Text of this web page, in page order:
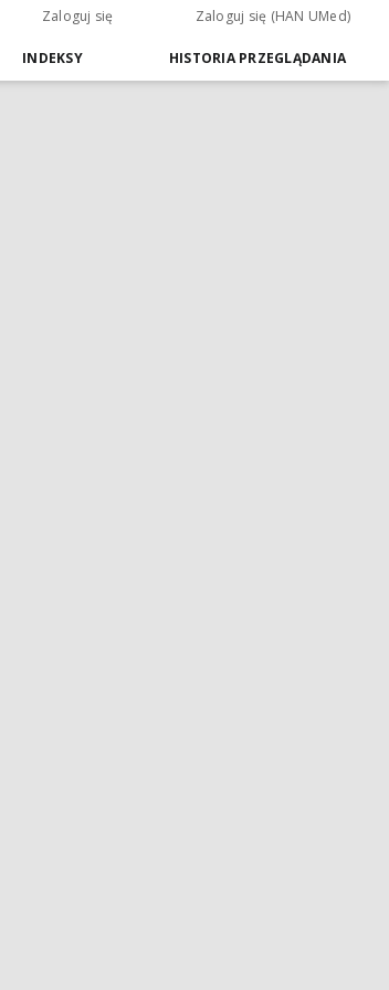
Zaloguj się Zaloguj się (HAN UMed)
INDEKSY HISTORIA PRZEGLĄDANIA